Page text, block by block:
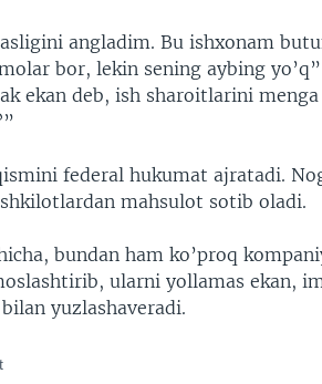
angladim. Bu ishxonam
bor, lekin sening aybing
ekan deb, ish sharoitlarini menga
federal hukumat ajratadi.
mahsulot sotib oladi.
bundan ham ko’proq
ularni yollamas ekan,
yuzlashaveradi.